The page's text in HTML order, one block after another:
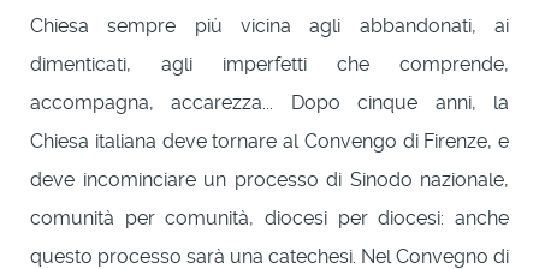
Chiesa sempre più vicina agli abbandonati, ai
dimenticati, agli imperfetti che comprende,
accompagna, accarezza... Dopo cinque anni, la
Chiesa italiana deve tornare al Convengo di Firenze, e
deve incominciare un processo di Sinodo nazionale,
comunità per comunità, diocesi per diocesi: anche
questo processo sarà una catechesi. Nel Convegno di